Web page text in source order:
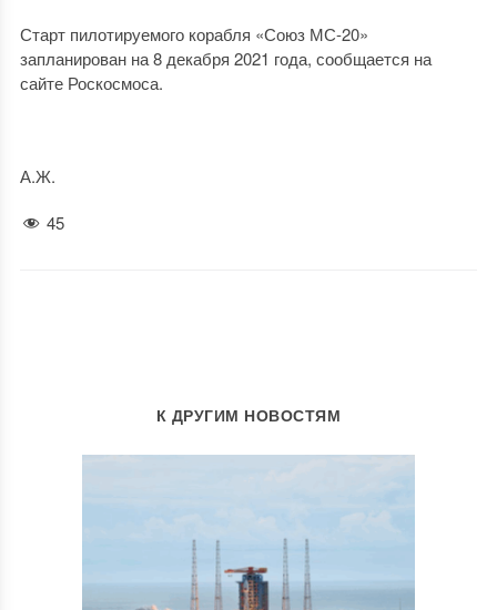
Старт пилотируемого корабля «Союз МС-20»
запланирован на 8 декабря 2021 года, сообщается на
сайте Роскосмоса.
А.Ж.
45
К ДРУГИМ НОВОСТЯМ